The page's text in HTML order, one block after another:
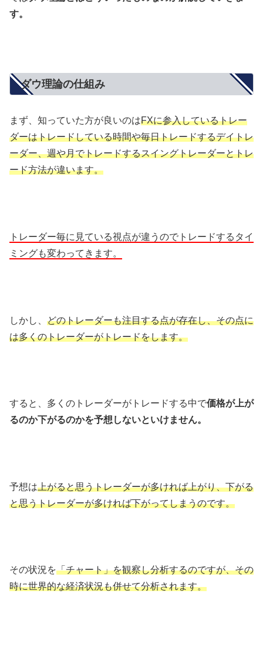
す。
ダウ理論の仕組み
まず、知っていた方が良いのはFXに参入しているトレー
ダーはトレードしている時間や毎日トレードするデイトレ
ーダー、週や月でトレードするスイングトレーダーとトレ
ード方法が違います。
トレーダー毎に見ている視点が違うのでトレードするタイ
ミングも変わってきます。
しかし、 どのトレーダーも注目する点が存在し、その点に
は多くのトレーダーがトレードをします。
すると、多くのトレーダーがトレードする中で価格が上が
るのか下がるのかを予想しないといけません。
予想は上がると思うトレーダーが多ければ上がり、下がる
と思うトレーダーが多ければ下がってしまうのです。
その状況を「チャート」を観察し分析するのですが、その
時に世界的な経済状況も併せて分析されます。